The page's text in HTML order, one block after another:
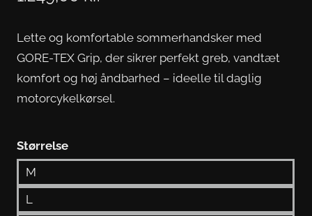
Lette og komfortable sommerhandsker med
GORE-TEX Grip, der sikrer perfekt greb, vandtæt
komfort og høj åndbarhed – ideelle til daglig
motorcykelkørsel.
Størrelse
M
L